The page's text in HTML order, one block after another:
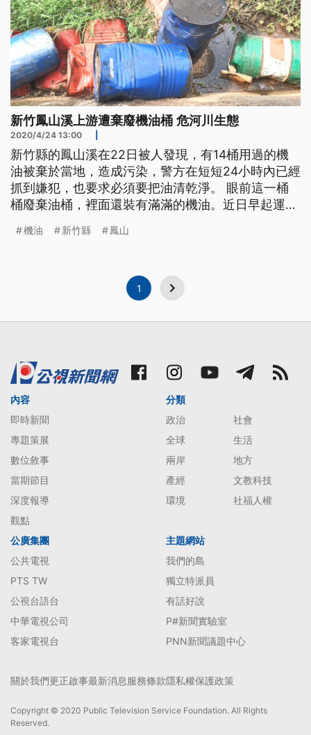
新竹鳳山溪上游遭棄廢機油桶 危河川生態
2020/4/24 13:00
新竹縣的鳳山溪在22日被人發現，有14桶用過的機
油被棄於當地，造成污染，警方在短短24小時內已經
抓到嫌犯，也要求必須要把油清乾淨。 眼前這一桶
桶廢棄油桶，裡面還裝有滿滿的機油。近日早起運動
還飄散著汽油臭味，民眾直呼實在離譜，「很誇張！
樣的行為基本上相關單位應該要
機油 新竹縣 鳳山
1
內容
即時新聞
專題策展
數位敘事
當期節目
深度報導
觀點
分類
政治
社會
全球
生活
兩岸
地方
產經
文教科技
環境
社福人權
公廣集團
公共電視
PTS TW
公視台語台
中華電視公司
客家電視台
主題網站
我們的島
獨立特派員
有話好說
P#新聞實驗室
PNN新聞議題中心
關於我們更正啟事最新消息服務條款隱私權保護政策
Copyright © 2020 Public Television Service Foundation. All Rights
Reserved.